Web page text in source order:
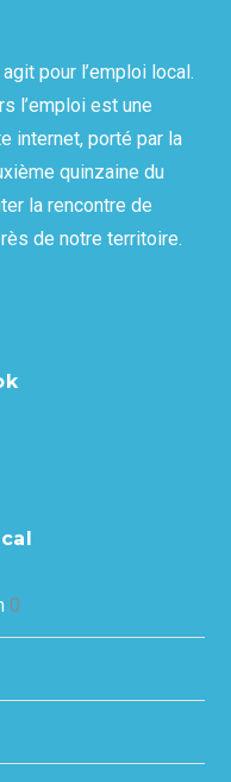
pour l’emploi local.
l’emploi est une
internet, porté par la
quinzaine du
la rencontre de
de notre territoire.
0